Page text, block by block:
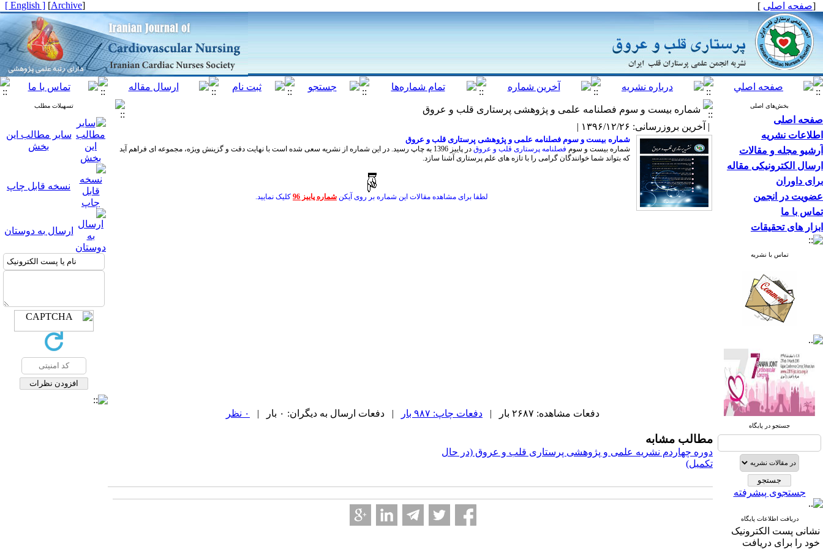
[صفحه اصلی ]
[
Archive
]
[ English ]
بخش‌های اصلی
صفحه اصلی
اطلاعات نشریه
آرشیو مجله و مقالات
ارسال الکترونیکی مقاله
برای داوران
عضویت در انجمن
تماس با ما
ابزار های تحقیقات
تماس با نشریه
صندوق پستی:
تلفاکس: 23922270-021
تلفن: 6-22663165-021
آدرس پایگاه الکترونیکی:
http://journal.icns.org.ir
آدرس‌ پست الکترونیکی انجمن:
info@icns.org.ir
آدرس پست الکترونیکی نشریه:
نشانی مجله: تهران، خیابان ولیعصر،
جستجو در پایگاه
جستجوی پیشرفته
دریافت اطلاعات پایگاه
نشانی پست الکترونیک
خود را برای دریافت
شماره بیست و سوم فصلنامه علمی و پژوهشی پرستاری قلب و عروق
| آخرین بروزرسانی: ۱۳۹۶/۱۲/۲۶ |
شماره بیست و سوم فصلنامه علمی و پژوهشی پرستاری قلب و عروق
شماره بیست و سوم فصلنامه پرستاری قلب و عروق
در پاییز 1396 به چاپ رسید. در این شماره از نشریه سعی شده است با نهایت دقت و گزینش ویژه، مجموعه ای فراهم آید
که بتواند شما خوانندگان گرامی را با تازه های علم پرستاری آشنا سازد.
لطفا برای مشاهده مقالات این شماره بر روی آیکن شماره پاییز 96 کلیک نمایید.
تسهیلات مطلب
سایر مطالب این
بخش
نسخه قابل چاپ
ارسال به دوستان
دفعات مشاهده: ۲۶۸۷ بار | دفعات چاپ: ۹۸۷ بار | دفعات ارسال به دیگران: ۰ بار | ۰ نظر
مطالب مشابه
دوره چهاردم نشریه علمی و پژوهشی پرستاری قلب و عروق (در حال
تکمیل)